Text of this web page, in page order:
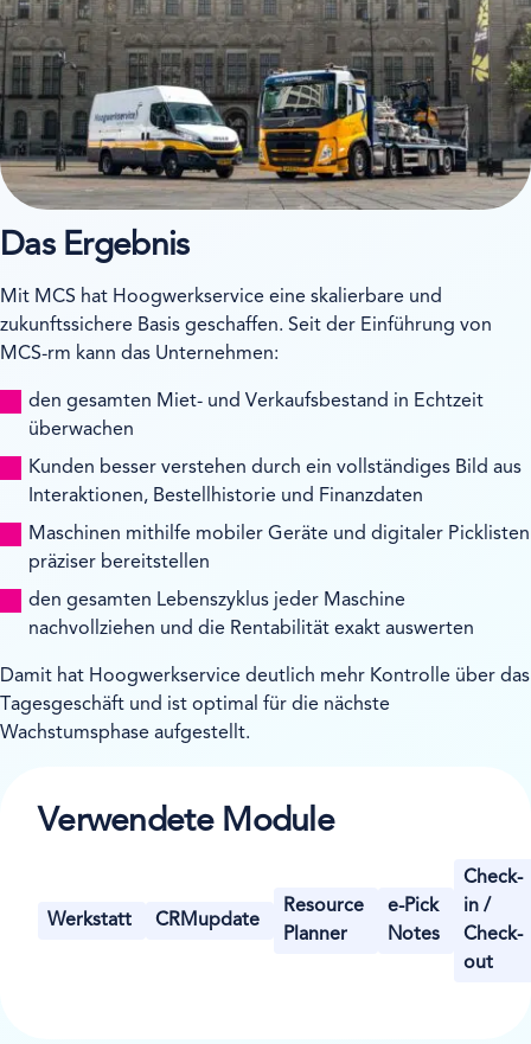
Das Ergebnis
Mit MCS hat Hoogwerkservice eine skalierbare und
zukunftssichere Basis geschaffen. Seit der Einführung von
MCS-rm kann das Unternehmen:
den gesamten Miet- und Verkaufsbestand in Echtzeit
überwachen
Kunden besser verstehen durch ein vollständiges Bild aus
Interaktionen, Bestellhistorie und Finanzdaten
Maschinen mithilfe mobiler Geräte und digitaler Picklisten
präziser bereitstellen
den gesamten Lebenszyklus jeder Maschine
nachvollziehen und die Rentabilität exakt auswerten
Damit hat Hoogwerkservice deutlich mehr Kontrolle über das
Tagesgeschäft und ist optimal für die nächste
Wachstumsphase aufgestellt.
Verwendete Module
Werkstatt CRMupdate
Resource
Planner
e-Pick
Notes
Check-
in /
Check-
out